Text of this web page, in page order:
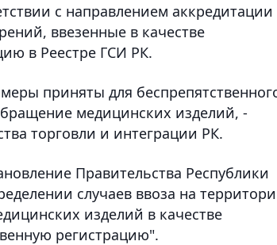
с направлением аккредитации
ввезенные в качестве
в Реестре ГСИ РК.
приняты для
медицинских изделий, -
торговли и интеграции РК.
Правительства Республики
случаев ввоза на
изделий в качестве
регистрацию".